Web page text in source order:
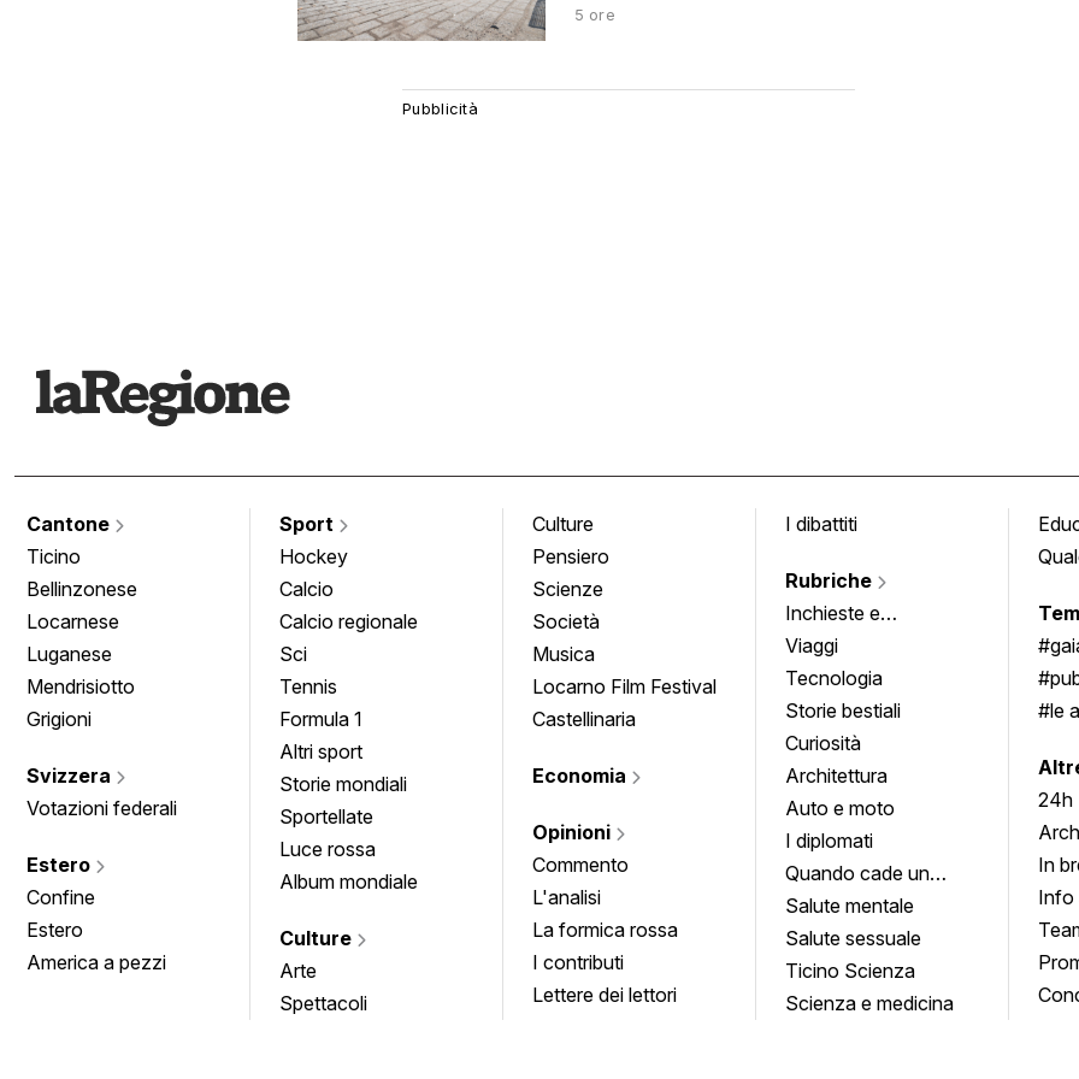
5 ore
Cantone
Ticino
Bellinzonese
Locarnese
Luganese
Mendrisiotto
Grigioni
Svizzera
Votazioni federali
Estero
Confine
Estero
America a pezzi
Sport
Hockey
Calcio
Calcio regionale
Sci
Tennis
Formula 1
Altri sport
Storie mondiali
Sportellate
Luce rossa
Album mondiale
Culture
Arte
Spettacoli
Culture
Pensiero
Scienze
Società
Musica
Locarno Film Festival
Castellinaria
Economia
Opinioni
Commento
L'analisi
La formica rossa
I contributi
Lettere dei lettori
I dibattiti
Rubriche
Inchieste e
approfondimenti
Viaggi
Tecnologia
Storie bestiali
Curiosità
Architettura
Auto e moto
I diplomati
Quando cade un
quadro
Salute mentale
Salute sessuale
Ticino Scienza
Scienza e medicina
#le
24h
In
Info